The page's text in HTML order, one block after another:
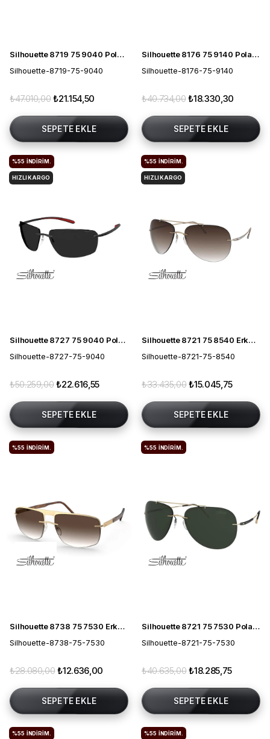
Silhouette 8719 75 9040 Polarize Erkek Güneş Gözlüğü
Silhouette-8719-75-9040
₺21.154,50
₺47.010,00
SEPETE EKLE
Silhouette 8176 75 9140 Polarize Unisex Güneş Gözlüğü
Silhouette-8176-75-9140
₺18.330,30
₺40.734,00
SEPETE EKLE
Silhouette 8727 75 9040 Polarize Erkek Güneş Gözlüğü
Silhouette-8727-75-9040
₺22.616,55
₺50.259,00
SEPETE EKLE
%55 İNDIRIM.
HIZLI KARGO
Silhouette 8721 75 8540 Erkek Güneş Gözlüğü
Silhouette-8721-75-8540
₺15.045,75
₺33.435,00
SEPETE EKLE
%55 İNDIRIM.
HIZLI KARGO
Silhouette 8738 75 7530 Erkek Güneş Gözlüğü
Silhouette-8738-75-7530
₺12.636,00
₺28.080,00
SEPETE EKLE
%55 İNDIRIM.
Silhouette 8721 75 7530 Polarize Erkek Güneş Gözlüğü
Silhouette-8721-75-7530
₺18.285,75
₺40.635,00
SEPETE EKLE
%55 İNDIRIM.
%55 İNDIRIM. %55 İNDIRIM.